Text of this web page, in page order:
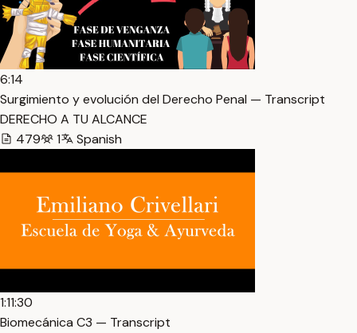
6:14
Surgimiento y evolución del Derecho Penal — Transcript
DERECHO A TU ALCANCE
479
1 Spanish
1:11:30
Biomecánica C3 — Transcript